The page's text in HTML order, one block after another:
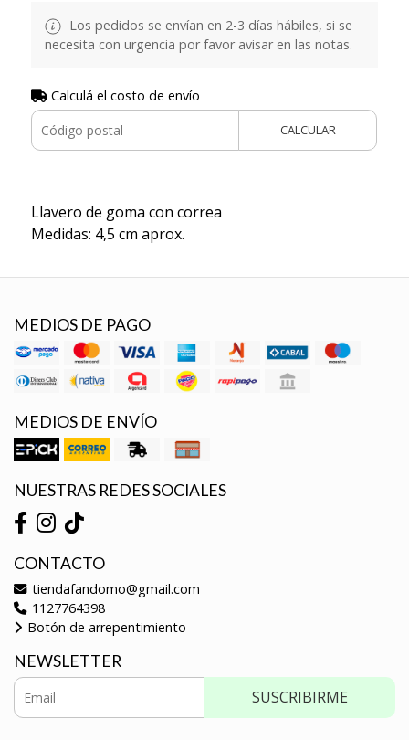
Los pedidos se envían en 2-3 días hábiles, si se
necesita con urgencia por favor avisar en las notas.
Calculá el costo de envío
CALCULAR
Llavero de goma con correa
Medidas: 4,5 cm aprox.
MEDIOS DE PAGO
MEDIOS DE ENVÍO
NUESTRAS REDES SOCIALES
CONTACTO
tiendafandomo@gmail.com
1127764398
Botón de arrepentimiento
NEWSLETTER
SUSCRIBIRME